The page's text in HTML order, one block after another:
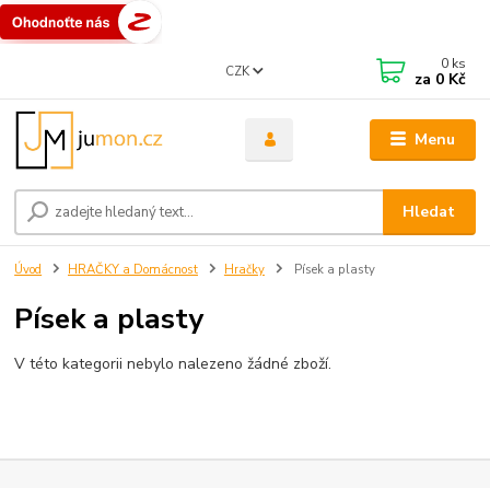
Menu
CZK
Hledat
0 ks
za 0 Kč
Úvod HRAČKY a Domácnost Hračky Písek a plasty
Písek a plasty
V této kategorii nebylo nalezeno žádné zboží.